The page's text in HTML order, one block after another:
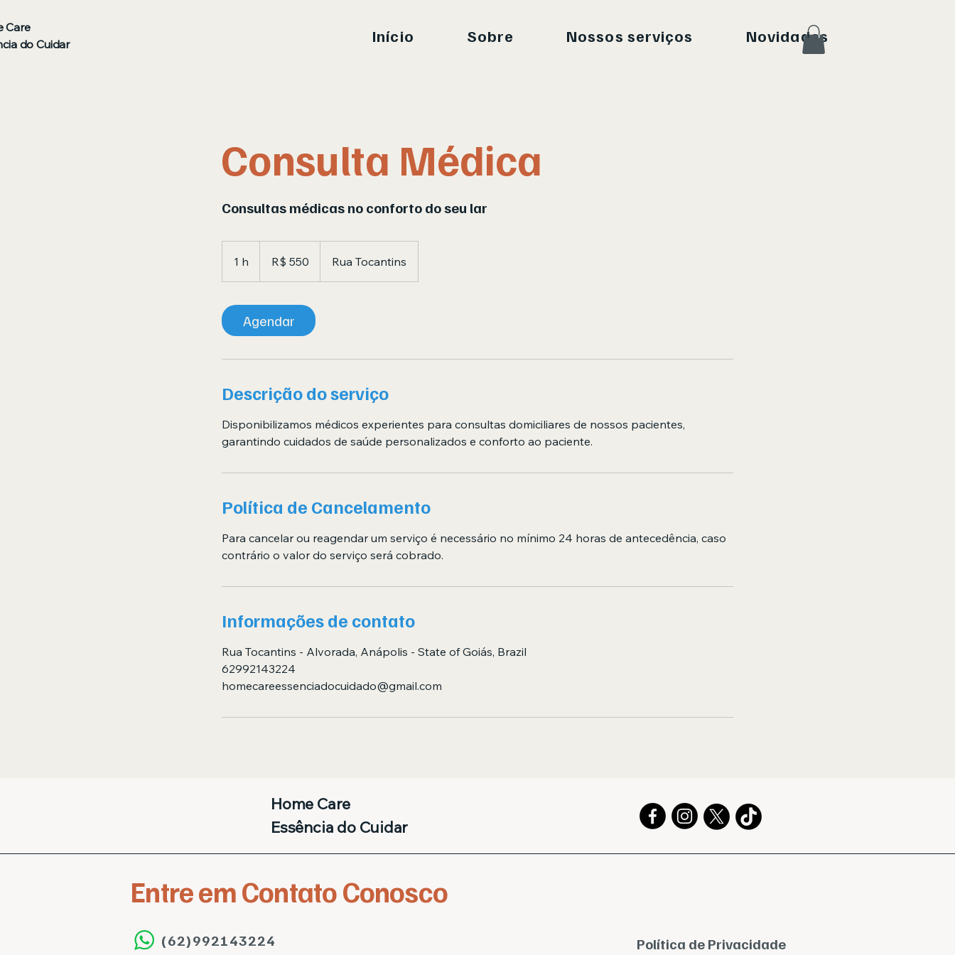
Care
do Cuidar
Início Sobre Nossos serviços Novidades
Consulta Médica
Consultas médicas no conforto do seu lar
1 h
brasileiros
R$ 550 Rua Tocantins
Agendar
Descrição do serviço
Disponibilizamos médicos experientes para consultas domiciliares de nossos pacientes,
garantindo cuidados de saúde personalizados e conforto ao paciente.
Política de Cancelamento
Para cancelar ou reagendar um serviço é necessário no mínimo 24 horas de antecedência, caso
contrário o valor do serviço será cobrado.
Informações de contato
Rua Tocantins - Alvorada, Anápolis - State of Goiás, Brazil
62992143224
homecareessenciadocuidado@gmail.com
Home Care
Essência do Cuidar
Entre em Contato Conosco
(62)992143224 Política de Privacidade